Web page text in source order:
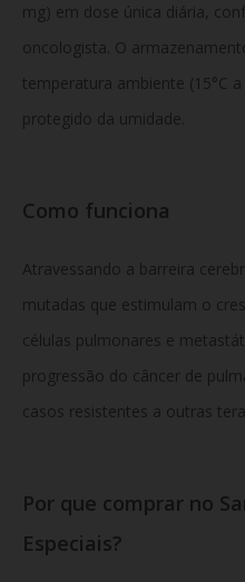
mg) em dose única diária,
oncologista. O
temperatura ambiente (15°C
protegido da umidade.
Como funciona
Atravessando a barreira
mutadas que estimulam o
células pulmonares e
progressão do câncer de
casos resistentes a outras
Por que comprar no
Especiais?